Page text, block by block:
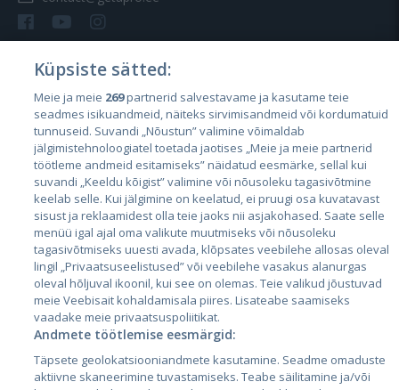
Страны
Эстония
Латвия
Литва
City24.lv
City24.ee
CVbankas.lt
Kainos.lt
Küpsiste sätted:
Meie ja meie 269partnerid salvestavame ja kasutame teie
seadmes isikuandmeid, näiteks sirvimisandmeid või kordumatuid
tunnuseid. Suvandi „Nõustun” valimine võimaldab
jälgimistehnoloogiatel toetada jaotises „Meie ja meie partnerid
töötleme andmeid esitamiseks” näidatud eesmärke, sellal kui
suvandi „Keeldu kõigist” valimine või nõusoleku tagasivõtmine
keelab selle. Kui jälgimine on keelatud, ei pruugi osa kuvatavast
sisust ja reklaamidest olla teie jaoks nii asjakohased. Saate selle
menüü igal ajal oma valikute muutmiseks või nõusoleku
tagasivõtmiseks uuesti avada, klõpsates veebilehe allosas oleval
lingil „Privaatsuseelistused” või veebilehe vasakus alanurgas
oleval hõljuval ikoonil, kui see on olemas. Teie valikud jõustuvad
meie Veebisait kohaldamisala piires. Lisateabe saamiseks
vaadake meie privaatsuspoliitikat.
Andmete töötlemise eesmärgid:
Täpsete geolokatsiooniandmete kasutamine. Seadme omaduste
aktiivne skaneerimine tuvastamiseks. Teabe säilitamine ja/või